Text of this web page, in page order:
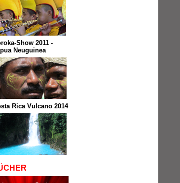
Show 2011 -
Neuguinea
Rica Vulcano 2014